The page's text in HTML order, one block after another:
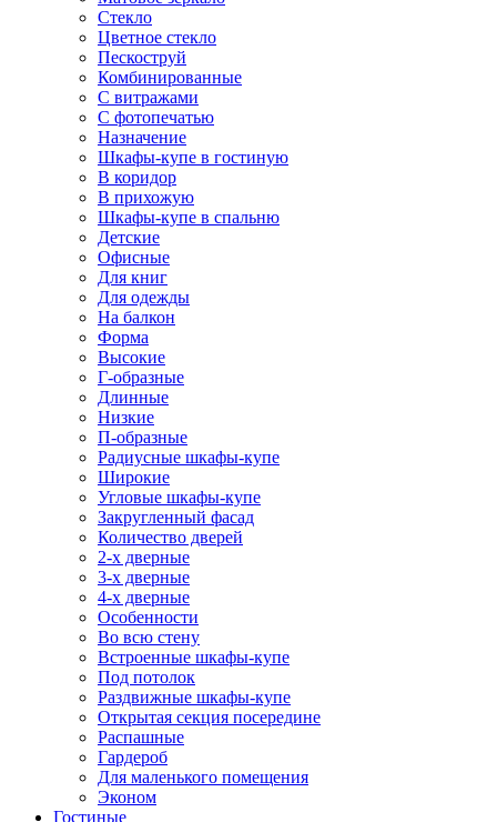
Стекло
Цветное стекло
Пескоструй
Комбинированные
С витражами
С фотопечатью
Назначение
Шкафы-купе в гостиную
В коридор
В прихожую
Шкафы-купе в спальню
Детские
Офисные
Для книг
Для одежды
На балкон
Форма
Высокие
Г-образные
Длинные
Низкие
П-образные
Радиусные шкафы-купе
Широкие
Угловые шкафы-купе
Закругленный фасад
Количество дверей
2-х дверные
3-х дверные
4-х дверные
Особенности
Во всю стену
Встроенные шкафы-купе
Под потолок
Раздвижные шкафы-купе
Открытая секция посередине
Распашные
Гардероб
Для маленького помещения
Эконом
Гостиные